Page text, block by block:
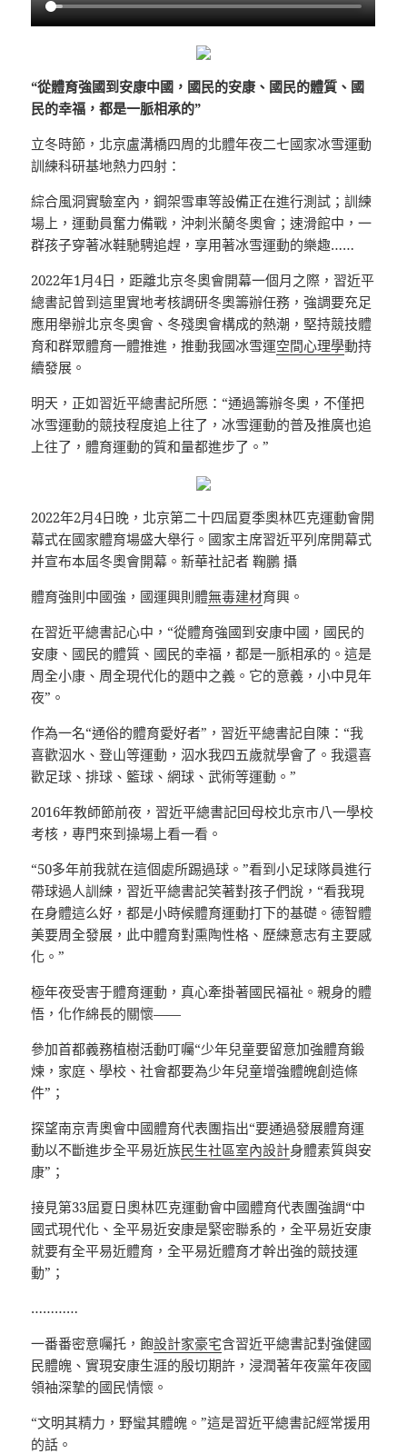
“從體育強國到安康中國，國民的安康、國民的體質、國
民的幸福，都是一脈相承的”
立冬時節，北京盧溝橋四周的北體年夜二七國家冰雪運動
訓練科研基地熱力四射：
綜合風洞實驗室內，鋼架雪車等設備正在進行測試；訓練
場上，運動員奮力備戰，沖刺米蘭冬奧會；速滑館中，一
群孩子穿著冰鞋馳騁追趕，享用著冰雪運動的樂趣……
2022年1月4日，距離北京冬奧會開幕一個月之際，習近平
總書記曾到這里實地考核調研冬奧籌辦任務，強調要充足
應用舉辦北京冬奧會、冬殘奧會構成的熱潮，堅持競技體
育和群眾體育一體推進，推動我國冰雪運空間心理學動持
續發展。
明天，正如習近平總書記所愿：“通過籌辦冬奧，不僅把
冰雪運動的競技程度追上往了，冰雪運動的普及推廣也追
上往了，體育運動的質和量都進步了。”
2022年2月4日晚，北京第二十四屆夏季奧林匹克運動會開
幕式在國家體育場盛大舉行。國家主席習近平列席開幕式
并宣布本屆冬奧會開幕。新華社記者 鞠鵬 攝
體育強則中國強，國運興則體無毒建材育興。
在習近平總書記心中，“從體育強國到安康中國，國民的
安康、國民的體質、國民的幸福，都是一脈相承的。這是
周全小康、周全現代化的題中之義。它的意義，小中見年
夜”。
作為一名“通俗的體育愛好者”，習近平總書記自陳：“我
喜歡泅水、登山等運動，泅水我四五歲就學會了。我還喜
歡足球、排球、籃球、網球、武術等運動。”
2016年教師節前夜，習近平總書記回母校北京市八一學校
考核，專門來到操場上看一看。
“50多年前我就在這個處所踢過球。”看到小足球隊員進行
帶球過人訓練，習近平總書記笑著對孩子們說，“看我現
在身體這么好，都是小時候體育運動打下的基礎。德智體
美要周全發展，此中體育對熏陶性格、歷練意志有主要感
化。”
極年夜受害于體育運動，真心牽掛著國民福祉。親身的體
悟，化作綿長的關懷——
參加首都義務植樹活動叮囑“少年兒童要留意加強體育鍛
煉，家庭、學校、社會都要為少年兒童增強體魄創造條
件”；
探望南京青奧會中國體育代表團指出“要通過發展體育運
動以不斷進步全平易近族民生社區室內設計身體素質與安
康”；
接見第33屆夏日奧林匹克運動會中國體育代表團強調“中
國式現代化、全平易近安康是緊密聯系的，全平易近安康
就要有全平易近體育，全平易近體育才幹出強的競技運
動”；
…………
一番番密意囑托，飽設計家豪宅含習近平總書記對強健國
民體魄、實現安康生涯的殷切期許，浸潤著年夜黨年夜國
領袖深摯的國民情懷。
“文明其精力，野蠻其體魄。”這是習近平總書記經常援用
的話。